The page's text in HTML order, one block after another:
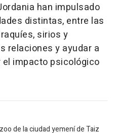
han impulsado
distintas, entre las
sirios y
relaciones y ayudar a
impacto psicológico
de la ciudad yemení de Taiz